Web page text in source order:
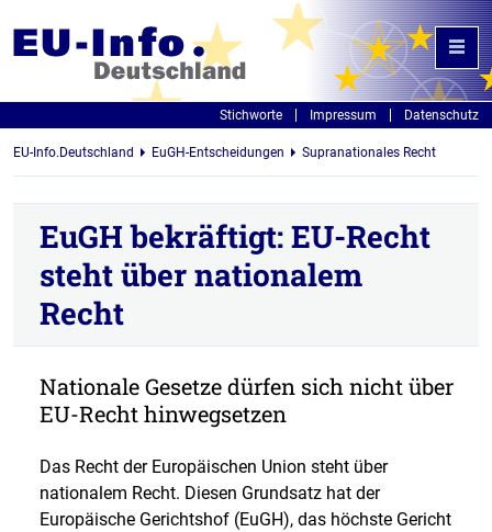
Stichworte Impressum Datenschutz
EU-Info.Deutschland EuGH-Entscheidungen Supranationales Recht
EuGH bekräftigt: EU-Recht
steht über nationalem
Recht
Nationale Gesetze dürfen sich nicht über
EU-Recht hinwegsetzen
Das Recht der Europäischen Union steht über
nationalem Recht. Diesen Grundsatz hat der
Europäische Gerichtshof (EuGH), das höchste Gericht